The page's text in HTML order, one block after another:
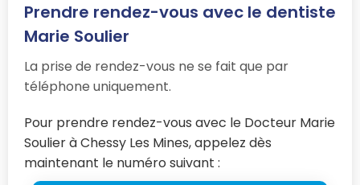
Prendre rendez-vous avec le dentiste
Marie Soulier
La prise de rendez-vous ne se fait que par
téléphone uniquement.
Pour prendre rendez-vous avec le Docteur Marie
Soulier à Chessy Les Mines, appelez dès
maintenant le numéro suivant :